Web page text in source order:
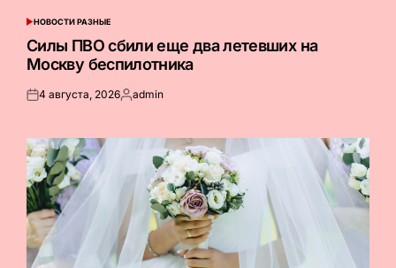
ОПУБЛИКОВАНО
НОВОСТИ РАЗНЫЕ
Силы ПВО сбили еще два летевших на
Москву беспилотника
Опубликовано
4 августа, 2026Запись
admin